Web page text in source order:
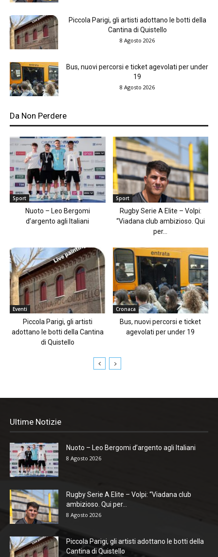
Piccola Parigi, gli artisti adottano le botti della
Cantina di Quistello
8 Agosto 2026
Bus, nuovi percorsi e ticket agevolati per under
19
8 Agosto 2026
Da Non Perdere
Sport
Nuoto – Leo Bergomi
d’argento agli Italiani
Sport
Rugby Serie A Elite – Volpi:
“Viadana club ambizioso. Qui
per...
Eventi
Piccola Parigi, gli artisti
adottano le botti della Cantina
di Quistello
Cronaca
Bus, nuovi percorsi e ticket
agevolati per under 19
Ultime Notizie
Nuoto – Leo Bergomi d’argento agli Italiani
8 Agosto 2026
Rugby Serie A Elite – Volpi: “Viadana club
ambizioso. Qui per...
8 Agosto 2026
Piccola Parigi, gli artisti adottano le botti della
Cantina di Quistello